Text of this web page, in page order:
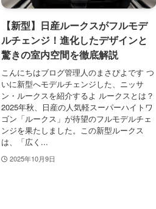
【新型】日産ルークスがフルモデ
ルチェンジ！進化したデザインと
驚きの室内空間を徹底解説
こんにちはブログ管理人のまさぴよです つ
いに新型へモデルチェンジした、ニッサ
ン・ルークスを紹介するよ ルークスとは？
2025年秋、日産の人気軽スーパーハイトワ
ゴン「ルークス」が待望のフルモデルチェ
ンジを果たしました。この新型ルークス
は、「広く...
2025年10月9日